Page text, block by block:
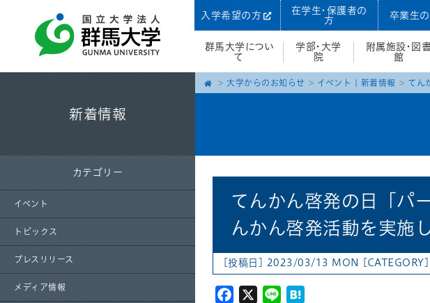
入学希望の方
在学生・保護者の
方
卒業生
群馬大学につい
て
学部・大学
院
附属施設・図書
館
新着情報
カテゴリー
イベント
トピックス
プレスリリース
メディア情報
大学からのお知らせ イベント 新着情報 てん
てんかん啓発の日「パ
んかん啓発活動を実施
[投稿日] 2023/03/13 MON [CATEGORY]
Facebook
X Line